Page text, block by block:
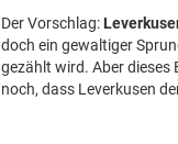
Der Vorschlag:
doch ein gewaltiger
gezählt wird. Aber dieses
noch, dass Leverkusen